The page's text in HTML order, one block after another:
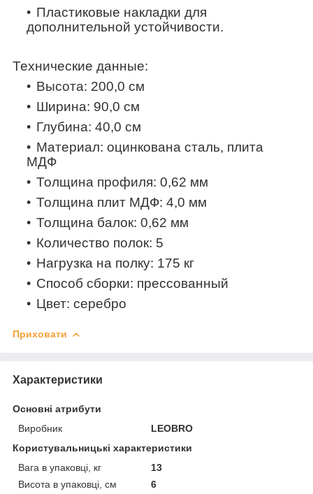
Пластиковые накладки для
дополнительной устойчивости.
Технические данные:
Высота: 200,0 см
Ширина: 90,0 см
Глубина: 40,0 см
Материал: оцинкована сталь, плита
МДФ
Толщина профиля: 0,62 мм
Толщина плит МДФ: 4,0 мм
Толщина балок: 0,62 мм
Количество полок: 5
Нагрузка на полку: 175 кг
Способ сборки: прессованный
Цвет: серебро
Приховати
Характеристики
Основні атрибути
Виробник
LEOBRO
Користувальницькі характеристики
Вага в упаковці, кг
13
Висота в упаковці, см
6